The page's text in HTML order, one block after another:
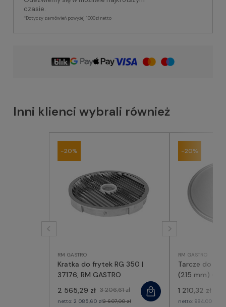
czasie.
*Dotyczy zamówień powyżej 1000zł netto
Inni klienci wybrali również
RM GASTRO
Kratka do frytek RG 350 |
37176, RM GASTRO
2 565,29 zł 3 206,61 zł
netto: 2 085,60 zł2 607,00 zł
-20%
RM GASTRO
Tarcze do
(215 mm) -
1 210,32 zł
netto: 984,00 zł
-20%